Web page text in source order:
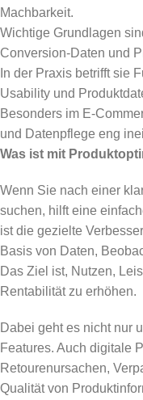
Machbarkeit.
Wichtige Grundlagen
Conversion-Daten und
In der Praxis betrifft sie
Usability und
Besonders im E-
und Datenpflege eng
Was ist mit
Wenn Sie nach einer
suchen, hilft eine
ist die gezielte
Basis von Daten,
Das Ziel ist, Nutzen,
Rentabilität zu erhöhen.
Dabei geht es nicht nur
Features. Auch digitale
Retourenursachen,
Qualität von